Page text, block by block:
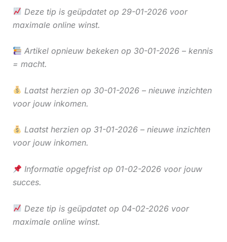
Deze tip is geüpdatet op 29-01-2026 voor
maximale online winst.
Artikel opnieuw bekeken op 30-01-2026 – kennis
= macht.
Laatst herzien op 30-01-2026 – nieuwe inzichten
voor jouw inkomen.
Laatst herzien op 31-01-2026 – nieuwe inzichten
voor jouw inkomen.
Informatie opgefrist op 01-02-2026 voor jouw
succes.
Deze tip is geüpdatet op 04-02-2026 voor
maximale online winst.